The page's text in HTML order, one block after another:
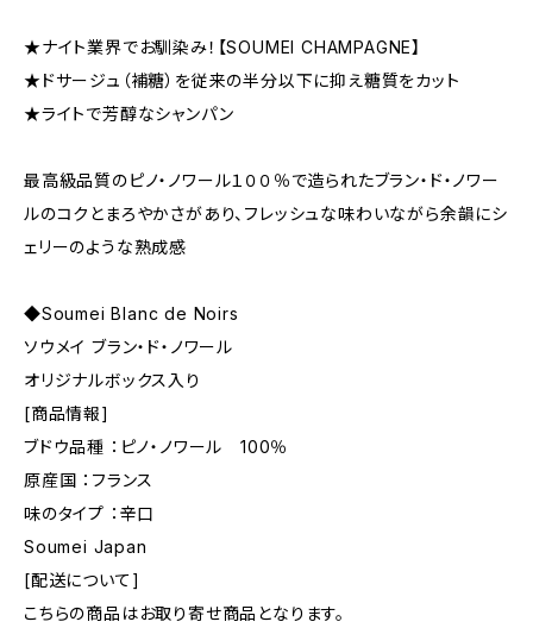
★ナイト業界でお馴染み！【SOUMEI CHAMPAGNE】
★ドサージュ（補糖）を従来の半分以下に抑え糖質をカット
★ライトで芳醇なシャンパン
最高級品質のピノ・ノワール１００％で造られたブラン・ド・ノワー
ルのコクとまろやかさがあり、フレッシュな味わいながら余韻にシ
ェリーのような熟成感
◆Soumei Blanc de Noirs
ソウメイ ブラン・ド・ノワール
オリジナルボックス入り
[商品情報]
ブドウ品種 ：ピノ・ノワール 100％
原産国 ：フランス
味のタイプ ：辛口
Soumei Japan
[配送について]
こちらの商品はお取り寄せ商品となります。